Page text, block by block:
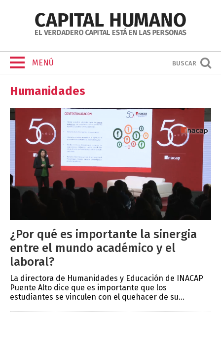
MENÚ BUSCAR
Humanidades
¿Por qué es importante la sinergia
entre el mundo académico y el
laboral?
La directora de Humanidades y Educación de INACAP
Puente Alto dice que es importante que los
estudiantes se vinculen con el quehacer de su...